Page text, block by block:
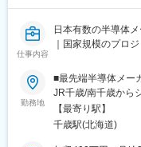
仕事内容
日本有数の半導体
｜国家規模のプロ
勤務地
■最先端半導体メー
JR千歳/南千歳から
駐車場から送迎と
【最寄り駅】
千歳駅(北海道)